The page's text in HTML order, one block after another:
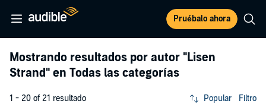
Pruébalo ahora
Mostrando resultados por autor "Lisen
Strand" en Todas las categorías
1 - 20 of 21 resultado Popular Filtro